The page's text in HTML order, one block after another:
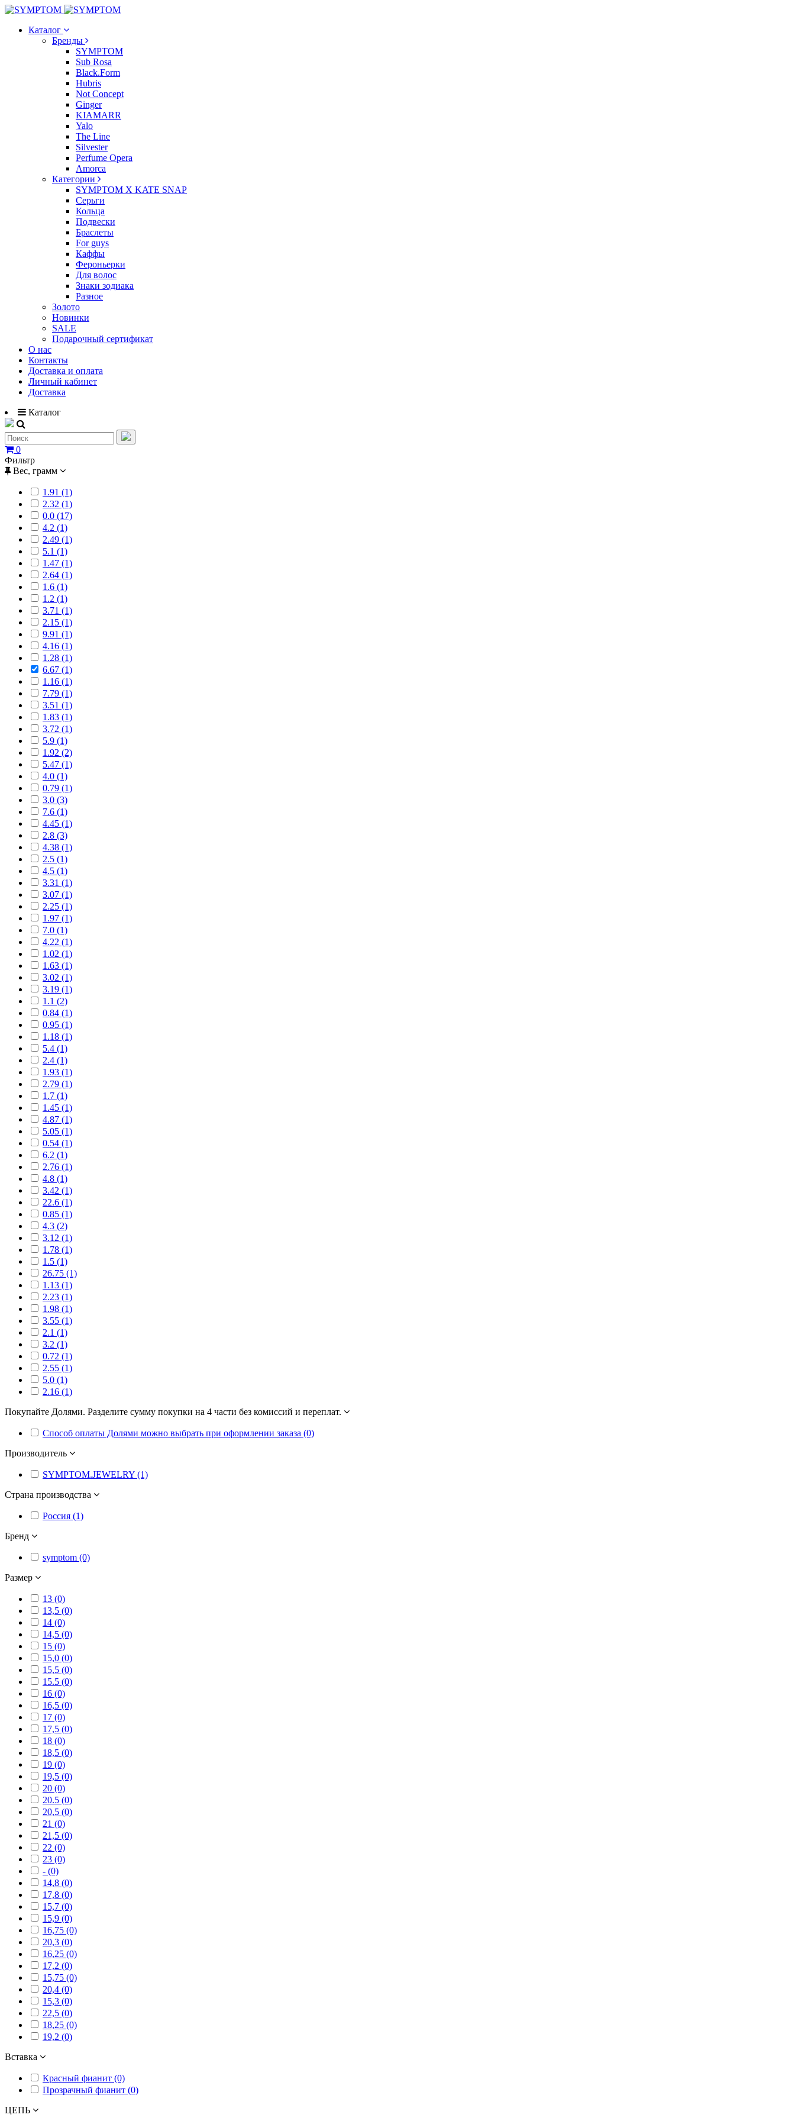
Каталог
Бренды
SYMPTOM
Sub Rosa
Black.Form
Hubris
Not Concept
Ginger
KIAMARR
Yalo
The Line
Silvester
Perfume Opera
Amorca
Категории
SYMPTOM X KATE SNAP
Серьги
Кольца
Подвески
Браслеты
For guys
Каффы
Фероньерки
Для волос
Знаки зодиака
Разное
Золото
Новинки
SALE
Подарочный сертификат
О нас
Контакты
Доставка и оплата
Личный кабинет
Доставка
Каталог
0
Фильтр
Вес, грамм
1.91 (1)
2.32 (1)
0.0 (17)
4.2 (1)
2.49 (1)
5.1 (1)
1.47 (1)
2.64 (1)
1.6 (1)
1.2 (1)
3.71 (1)
2.15 (1)
9.91 (1)
4.16 (1)
1.28 (1)
6.67 (1)
1.16 (1)
7.79 (1)
3.51 (1)
1.83 (1)
3.72 (1)
5.9 (1)
1.92 (2)
5.47 (1)
4.0 (1)
0.79 (1)
3.0 (3)
7.6 (1)
4.45 (1)
2.8 (3)
4.38 (1)
2.5 (1)
4.5 (1)
3.31 (1)
3.07 (1)
2.25 (1)
1.97 (1)
7.0 (1)
4.22 (1)
1.02 (1)
1.63 (1)
3.02 (1)
3.19 (1)
1.1 (2)
0.84 (1)
0.95 (1)
1.18 (1)
5.4 (1)
2.4 (1)
1.93 (1)
2.79 (1)
1.7 (1)
1.45 (1)
4.87 (1)
5.05 (1)
0.54 (1)
6.2 (1)
2.76 (1)
4.8 (1)
3.42 (1)
22.6 (1)
0.85 (1)
4.3 (2)
3.12 (1)
1.78 (1)
1.5 (1)
26.75 (1)
1.13 (1)
2.23 (1)
1.98 (1)
3.55 (1)
2.1 (1)
3.2 (1)
0.72 (1)
2.55 (1)
5.0 (1)
2.16 (1)
Покупайте Долями. Разделите сумму покупки на 4 части без комиссий и переплат.
Способ оплаты Долями можно выбрать при оформлении заказа (0)
Производитель
SYMPTOM.JEWELRY (1)
Страна производства
Россия (1)
Бренд
symptom (0)
Размер
13 (0)
13,5 (0)
14 (0)
14,5 (0)
15 (0)
15,0 (0)
15,5 (0)
15.5 (0)
16 (0)
16,5 (0)
17 (0)
17,5 (0)
18 (0)
18,5 (0)
19 (0)
19,5 (0)
20 (0)
20.5 (0)
20,5 (0)
21 (0)
21,5 (0)
22 (0)
23 (0)
- (0)
14,8 (0)
17,8 (0)
15,7 (0)
15,9 (0)
16,75 (0)
20,3 (0)
16,25 (0)
17,2 (0)
15,75 (0)
20,4 (0)
15,3 (0)
22,5 (0)
18,25 (0)
19,2 (0)
Вставка
Красный фианит (0)
Прозрачный фианит (0)
ЦЕПЬ